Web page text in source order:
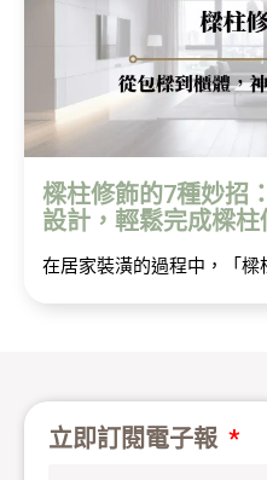
樑柱修飾的7種妙招
設計，輕鬆完成樑柱
在居家裝潢的過程中，「
立即訂閱電子報